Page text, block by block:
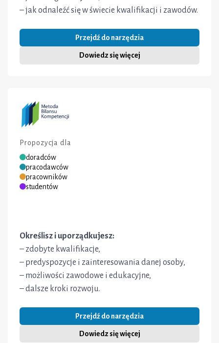
– jak odnaleźć się w świecie kwalifikacji i zawodów.
Przejdź do narzędzia
Dowiedz się więcej
Propozycja dla
doradców
pracodawców
pracowników
studentów
Określisz i uporządkujesz:
– zdobyte kwalifikacje,
– predyspozycje i zainteresowania danej osoby,
– możliwości zawodowe i edukacyjne,
– dalsze kroki rozwoju.
Przejdź do narzędzia
Dowiedz się więcej